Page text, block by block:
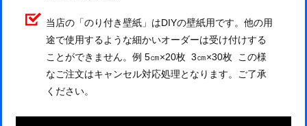
当店の「のり付き壁紙」はDIYの壁紙用です。他の用
途で使用するような細かいオーダーは受け付けする
ことができません。例 5㎝×20枚 3㎝×30枚 この様
なご注文はキャンセル対応処理となります。ご了承
ください。